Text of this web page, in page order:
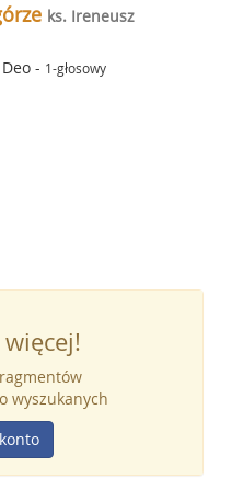
ks. Ireneusz
- 1-głosowy
wyszukanych